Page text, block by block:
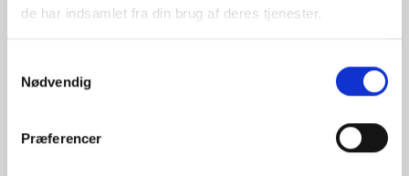
de har indsamlet fra din brug af deres tjenester.
Nødvendig
Præferencer
Lad enheden køre kontinuerligt
Gnaversirenenfungerer bedst, når den er tændt hele
tiden. Det giver flagermusene tid til at finde et nyt sted
at bo.
Fjern affald og gamle isoleringsmaterialer, da dette kan